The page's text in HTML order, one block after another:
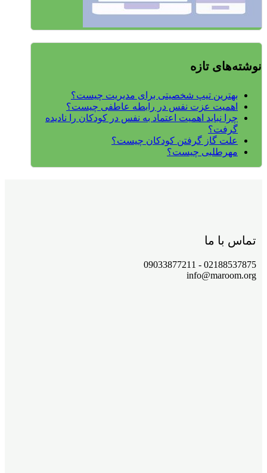
نوشته‌های تازه
بهترین تیپ شخصیتی برای مدیریت چیست؟
اهمیت عزت نفس در رابطه عاطفی چیست؟
چرا نباید اهمیت اعتماد به نفس در کودکان را نادیده
گرفت؟
علت گاز گرفتن کودکان چیست؟
مهرطلبی چیست؟
تماس با ما
02188537875 - 09033877211
info@maroom.org